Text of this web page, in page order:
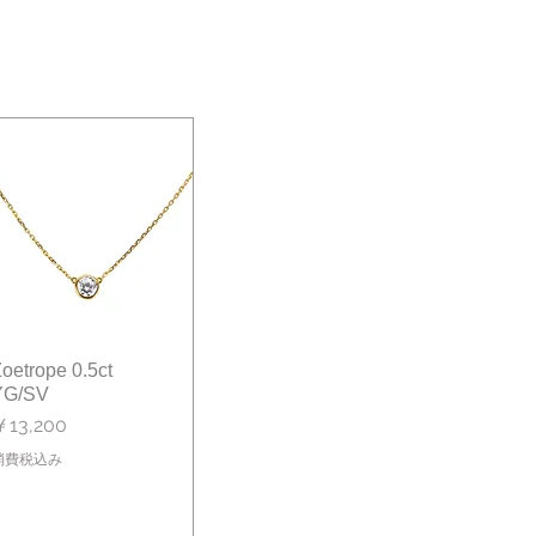
クイックビュー
0.5ct
SV
格
13,200
費税込み